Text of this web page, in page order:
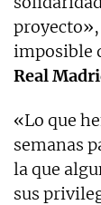
proyecto»,
imposible
Real
«Lo que
semanas
la que
sus